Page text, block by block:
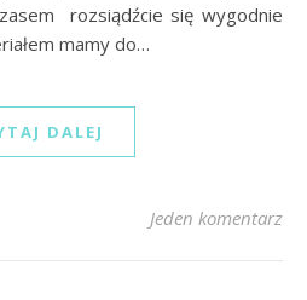
rozsiądźcie się wygodnie
mamy do…
DALEJ
Jeden komentarz